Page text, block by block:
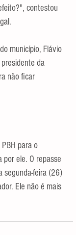
contestou
município, Flávio
da
não ficar
para o
por ele. O repasse
segunda-feira (26)
Ele não é mais